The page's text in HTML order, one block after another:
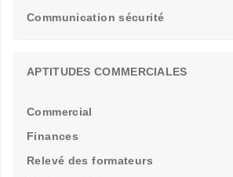
Communication sécurité
APTITUDES COMMERCIALES
Commercial
Finances
Relevé des formateurs